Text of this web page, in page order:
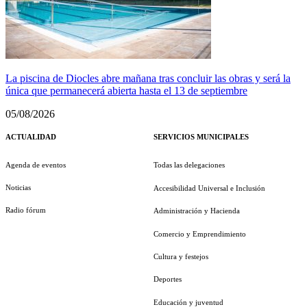
La piscina de Diocles abre mañana tras concluir las obras y será la
única que permanecerá abierta hasta el 13 de septiembre
05/08/2026
ACTUALIDAD
Agenda de eventos
Noticias
Radio fórum
SERVICIOS MUNICIPALES
Todas las delegaciones
Accesibilidad Universal e Inclusión
Administración y Hacienda
Comercio y Emprendimiento
Cultura y festejos
Deportes
Educación y juventud